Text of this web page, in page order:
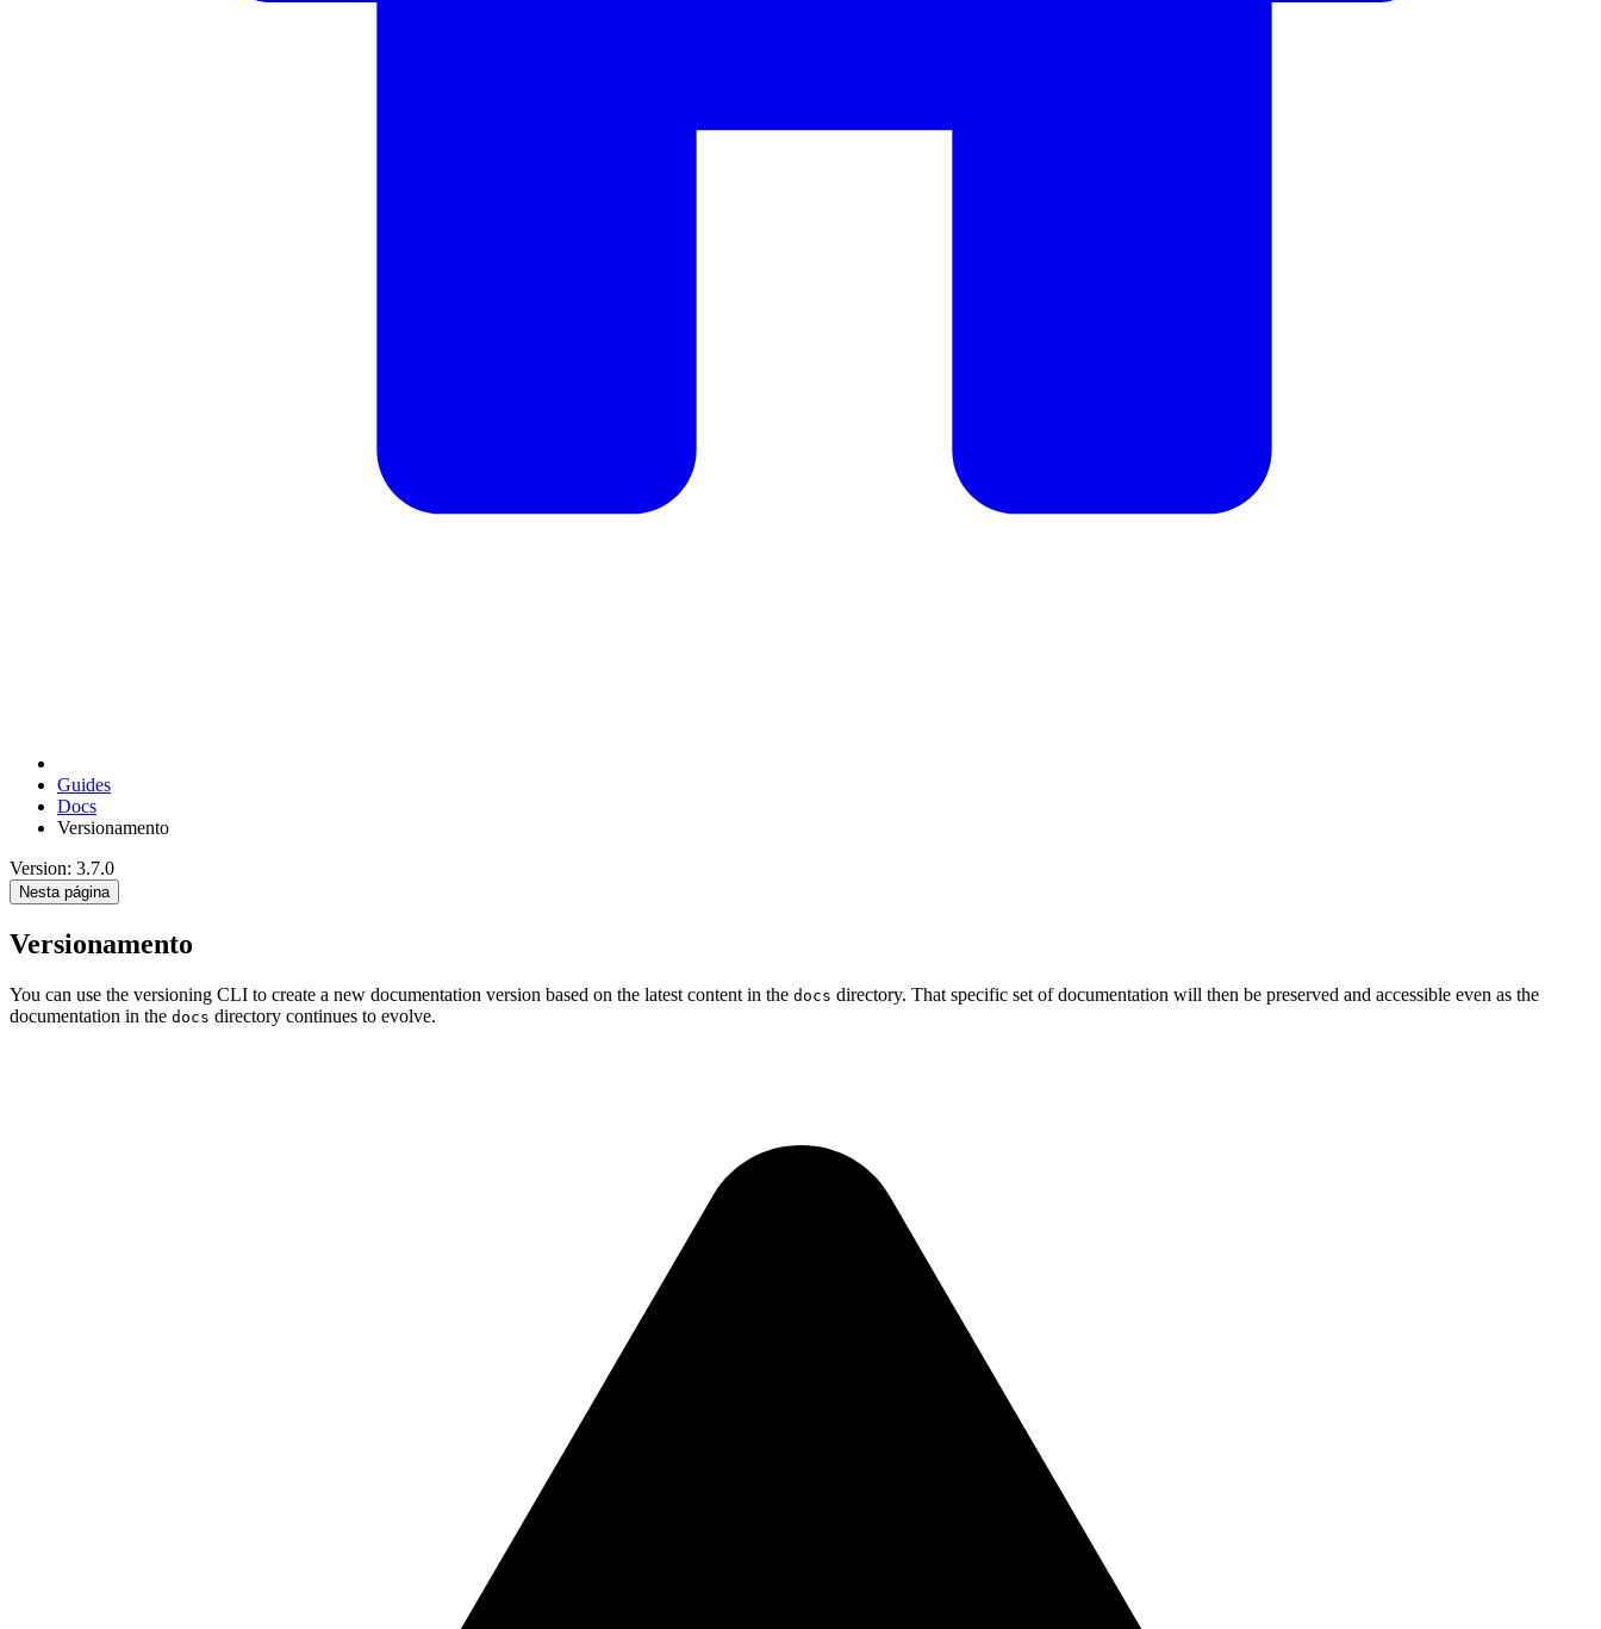
Guides
Docs
Versionamento
Version: 3.7.0
Nesta página
Versionamento
You can use the versioning CLI to create a new documentation version based on the latest content in the docs directory. That specific set of documentation will then be preserved and accessible even as the
documentation in the docs directory continues to evolve.